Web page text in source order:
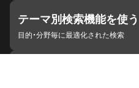
テーマ別検索機能を使う
目的・分野毎に最適化された検索